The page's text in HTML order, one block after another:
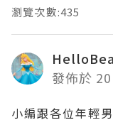
瀏覽次數:435
發佈於
小編跟各位年輕